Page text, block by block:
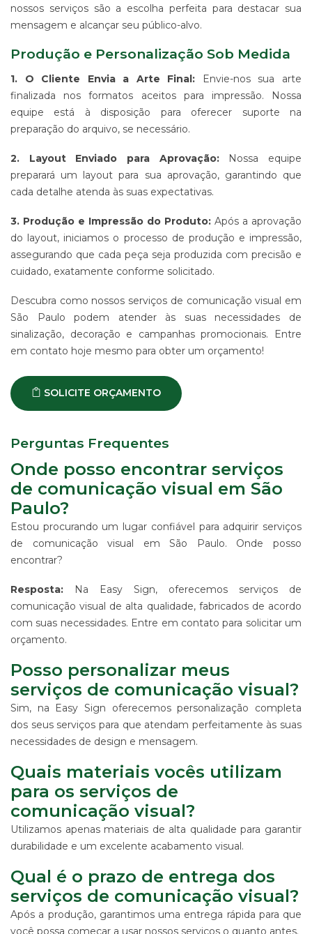
-
DE
CORRIDO
E
CENTRALIZADO
ESTAMPARIA
PRODUTO
EM
TECIDO
DE
SINALIZAÇÃO
"CATÁLOGOS"
CONTATO
CONOSCO
nossos serviços são a escolha perfeita para destacar sua
mensagem e alcançar seu público-alvo.
Produção e Personalização Sob Medida
1. O Cliente Envia a Arte Final: Envie-nos sua arte
finalizada nos formatos aceitos para impressão. Nossa
equipe está à disposição para oferecer suporte na
preparação do arquivo, se necessário.
2. Layout Enviado para Aprovação:Nossa equipe
preparará um layout para sua aprovação, garantindo que
cada detalhe atenda às suas expectativas.
3. Produção e Impressão do Produto: Após a aprovação
do layout, iniciamos o processo de produção e impressão,
assegurando que cada peça seja produzida com precisão e
cuidado, exatamente conforme solicitado.
Descubra como nossos serviços de comunicação visual em
São Paulo podem atender às suas necessidades de
sinalização, decoração e campanhas promocionais. Entre
em contato hoje mesmo para obter um orçamento!
SOLICITE ORÇAMENTO
Perguntas Frequentes
Onde posso encontrar serviços
de comunicação visual em São
Paulo?
Estou procurando um lugar confiável para adquirir serviços
de comunicação visual em São Paulo. Onde posso
encontrar?
Resposta: Na Easy Sign, oferecemos serviços de
comunicação visual de alta qualidade, fabricados de acordo
com suas necessidades. Entre em contato para solicitar um
orçamento.
Posso personalizar meus
serviços de comunicação visual?
Sim, na Easy Sign oferecemos personalização completa
dos seus serviços para que atendam perfeitamente às suas
necessidades de design e mensagem.
Quais materiais vocês utilizam
para os serviços de
comunicação visual?
Utilizamos apenas materiais de alta qualidade para garantir
durabilidade e um excelente acabamento visual.
Qual é o prazo de entrega dos
serviços de comunicação visual?
Após a produção, garantimos uma entrega rápida para que
você possa começar a usar nossos serviços o quanto antes.